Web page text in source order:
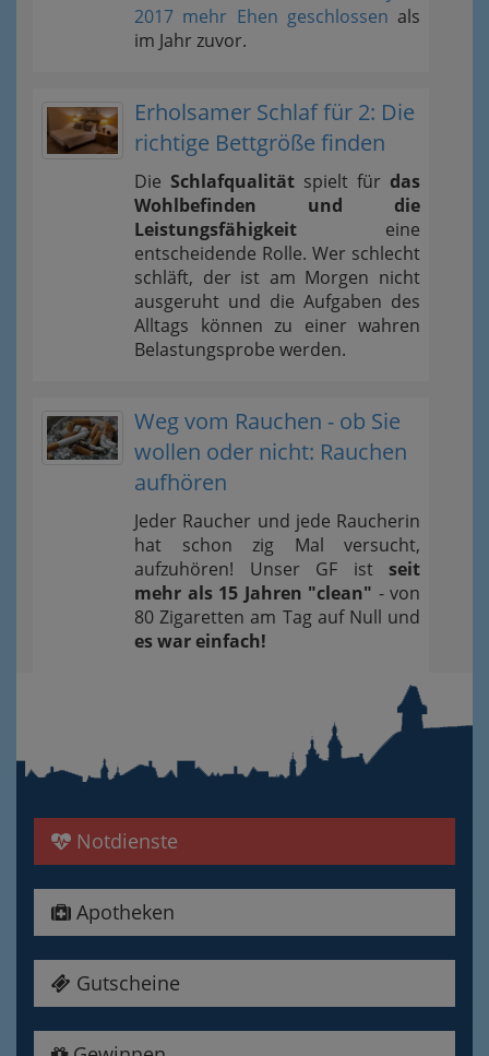
2017 mehr Ehen geschlossen als
im Jahr zuvor.
Erholsamer Schlaf für 2: Die
richtige Bettgröße finden
Die Schlafqualität spielt für das
Wohlbefinden und die
Leistungsfähigkeit eine
entscheidende Rolle. Wer schlecht
schläft, der ist am Morgen nicht
ausgeruht und die Aufgaben des
Alltags können zu einer wahren
Belastungsprobe werden.
Weg vom Rauchen - ob Sie
wollen oder nicht: Rauchen
aufhören
Jeder Raucher und jede Raucherin
hat schon zig Mal versucht,
aufzuhören! Unser GF ist seit
mehr als 15 Jahren "clean" - von
80 Zigaretten am Tag auf Null und
es war einfach!
Notdienste
Apotheken
Gutscheine